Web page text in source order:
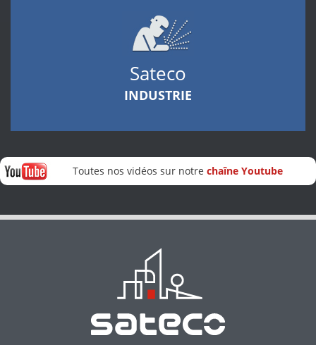
Sateco
INDUSTRIE
Toutes nos vidéos sur notre chaîne Youtube